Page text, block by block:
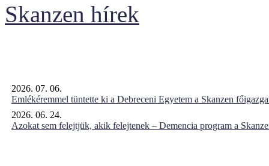
Skanzen hírek
2026. 07. 06.
Emlékéremmel tüntette ki a Debreceni Egyetem a Skanzen
2026. 06. 24.
Azokat sem felejtjük, akik felejtenek – Demencia program a